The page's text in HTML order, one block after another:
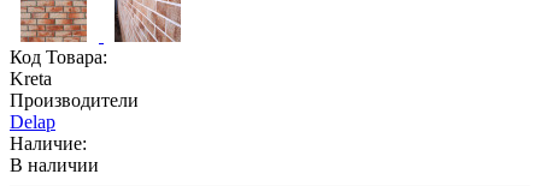
Код Товара:
Kreta
Производители
Delap
Наличие:
В наличии